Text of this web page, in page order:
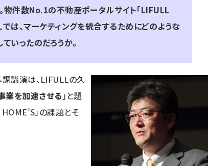
物件数No.1の不動産ポータルサイト「LIFULL
では、マーケティングを統合するためにどのような
いったのだろうか。
調講演は、LIFULLの久
業を加速させる 」と題
」の課題とそ